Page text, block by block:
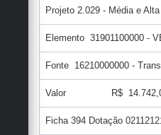
Projeto 2.029 - Média e
Elemento 31901100000 -
Fonte 16210000000 -
Valor R$
Ficha 394 Dotação